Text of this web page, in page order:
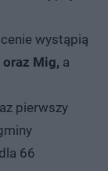
wystąpią
Mig, a
pierwszy
66